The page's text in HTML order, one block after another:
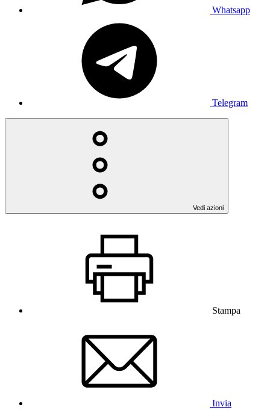
Whatsapp
Telegram
Vedi azioni
Stampa
Invia